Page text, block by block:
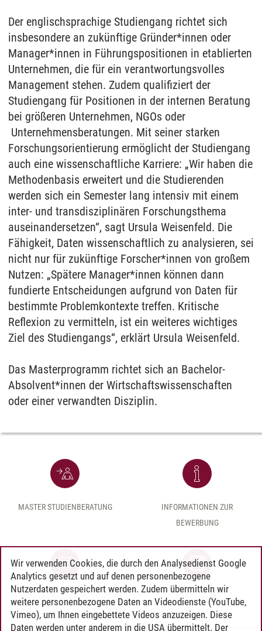
Der englischsprachige Studiengang richtet sich
insbesondere an zukünftige Gründer*innen oder
Manager*innen in Führungspositionen in etablierten
Unternehmen, die für ein verantwortungsvolles
Management stehen. Zudem qualifiziert der
Studiengang für Positionen in der internen Beratung
bei größeren Unternehmen, NGOs oder
Unternehmensberatungen. Mit seiner starken
Forschungsorientierung ermöglicht der Studiengang
auch eine wissenschaftliche Karriere: „Wir haben die
Methodenbasis erweitert und die Studierenden
werden sich ein Semester lang intensiv mit einem
inter- und transdisziplinären Forschungsthema
auseinandersetzen“, sagt Ursula Weisenfeld. Die
Fähigkeit, Daten wissenschaftlich zu analysieren, sei
nicht nur für zukünftige Forscher*innen von großem
Nutzen: „Spätere Manager*innen können dann
fundierte Entscheidungen aufgrund von Daten für
bestimmte Problemkontexte treffen. Kritische
Reflexion zu vermitteln, ist ein weiteres wichtiges
Ziel des Studiengangs“, erklärt Ursula Weisenfeld.
Das Masterprogramm richtet sich an Bachelor-
Absolvent*innen der Wirtschaftswissenschaften
oder einer verwandten Disziplin.
MASTER STUDIENBERATUNG
INFORMATIONEN ZUR
BEWERBUNG
VORLESUNGSVERZEICHNIS INSTAGRAM
Wir verwenden Cookies, die durch den Analysedienst Google
Analytics gesetzt und auf denen personenbezogene
Nutzerdaten gespeichert werden. Zudem übermitteln wir
weitere personenbezogene Daten an Videodienste (YouTube,
Vimeo), um Ihnen eingebettete Videos anzuzeigen. Diese
Daten werden unter anderem in die USA übermittelt. Der